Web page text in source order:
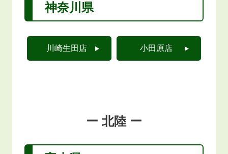
神奈川県
川崎生田店 小田原店
ー 北陸 ー